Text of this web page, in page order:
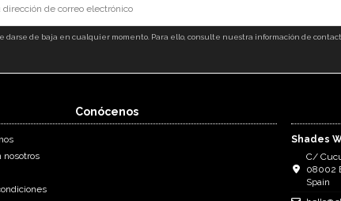
darse de baja en cualquier momento. Para ello, consulte nuestra información de
Conócenos
nosotros
Shades
C/
08002
Spain